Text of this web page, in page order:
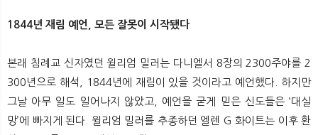
1844년 재림 예언, 모든 잘못이 시작됐다
본래 침례교 신자였던 윌리엄 밀러는 다니엘서 8장의 2300주야를 2
300년으로 해석, 1844년에 재림이 있을 것이라고 예언했다. 하지만
그날 아무 일도 일어나지 않았고, 예언을 굳게 믿은 신도들은 ‘대실
망’에 빠지게 된다. 윌리엄 밀러를 추종하던 엘렌 G 화이트는 이후 환